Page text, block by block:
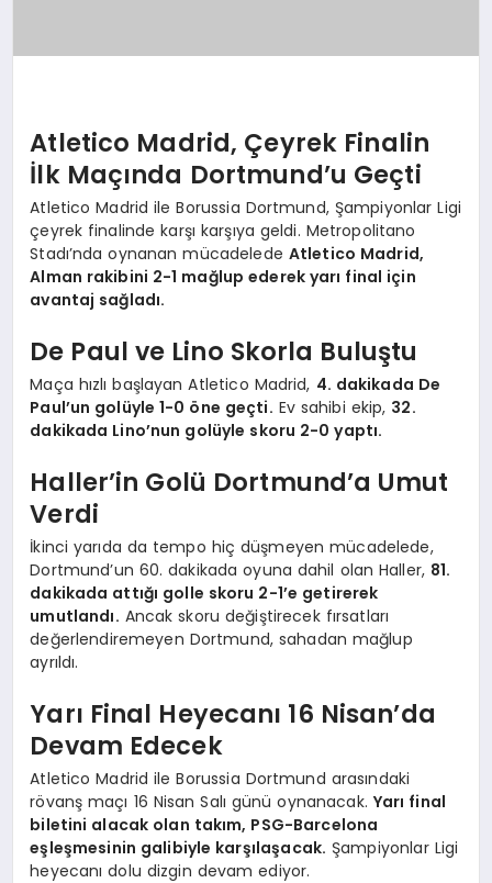
Atletico Madrid, Çeyrek Finalin
İlk Maçında Dortmund’u Geçti
Atletico Madrid ile Borussia Dortmund, Şampiyonlar Ligi
çeyrek finalinde karşı karşıya geldi. Metropolitano
Stadı’nda oynanan mücadelede Atletico Madrid,
Alman rakibini 2-1 mağlup ederek yarı final için
avantaj sağladı.
De Paul ve Lino Skorla Buluştu
Maça hızlı başlayan Atletico Madrid, 4. dakikada De
Paul’un golüyle 1-0 öne geçti. Ev sahibi ekip, 32.
dakikada Lino’nun golüyle skoru 2-0 yaptı.
Haller’in Golü Dortmund’a Umut
Verdi
İkinci yarıda da tempo hiç düşmeyen mücadelede,
Dortmund’un 60. dakikada oyuna dahil olan Haller, 81.
dakikada attığı golle skoru 2-1’e getirerek
umutlandı. Ancak skoru değiştirecek fırsatları
değerlendiremeyen Dortmund, sahadan mağlup
ayrıldı.
Yarı Final Heyecanı 16 Nisan’da
Devam Edecek
Atletico Madrid ile Borussia Dortmund arasındaki
rövanş maçı 16 Nisan Salı günü oynanacak. Yarı final
biletini alacak olan takım, PSG-Barcelona
eşleşmesinin galibiyle karşılaşacak. Şampiyonlar Ligi
heyecanı dolu dizgin devam ediyor.